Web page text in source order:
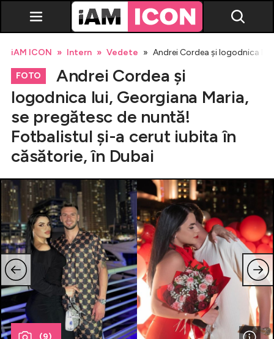
Vedete
Breaking news
Emisiuni TV
Horoscop
Lifestyle
Celebrități
Breaking News
iAM ICON Intern Vedete Andrei Cordea și logodnica
FOTO
Andrei Cordea și
logodnica lui, Georgiana Maria,
se pregătesc de nuntă!
Fotbalistul și-a cerut iubita în
căsătorie, în Dubai
(9)